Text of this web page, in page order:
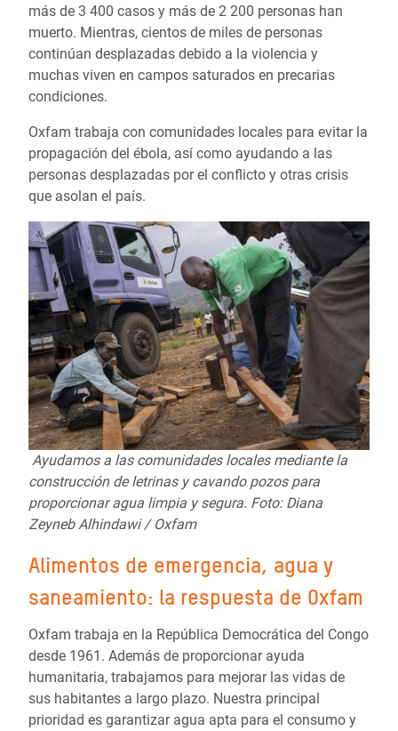
más de 3 400 casos y más de 2 200 personas han
muerto. Mientras, cientos de miles de personas
continúan desplazadas debido a la violencia y
muchas viven en campos saturados en precarias
condiciones.
Oxfam trabaja con comunidades locales para evitar la
propagación del ébola, así como ayudando a las
personas desplazadas por el conflicto y otras crisis
que asolan el país.
Ayudamos a las comunidades locales mediante la
construcción de letrinas y cavando pozos para
proporcionar agua limpia y segura. Foto: Diana
Zeyneb Alhindawi / Oxfam
Alimentos de emergencia, agua y
saneamiento: la respuesta de Oxfam
Oxfam trabaja en la República Democrática del Congo
desde 1961. Además de proporcionar ayuda
humanitaria, trabajamos para mejorar las vidas de
sus habitantes a largo plazo. Nuestra principal
prioridad es garantizar agua apta para el consumo y